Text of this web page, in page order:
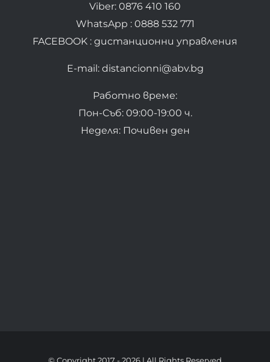
Viber: 0876 410 160
WhatsApp : 0888 532 771
FACEBOOK : дистанционни управления
E-mail: distancionni@abv.bg
Работно време:
Пон-Съб: 09:00-19:00 ч.
Неделя: Почивен ден